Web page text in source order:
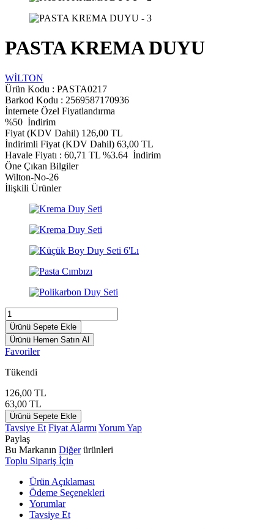
PASTA KREMA DUYU
WİLTON
Ürün Kodu : PASTA0217
Barkod Kodu : 2569587170936
İnternete Özel Fiyatlandırma
%50 İndirim
Fiyat (KDV Dahil) 126,00 TL
İndirimli Fiyat (KDV Dahil) 63,00 TL
Havale Fiyatı : 60,71 TL %3.64 İndirim
Öne Çıkan Bilgiler
Wilton-No-26
İlişkili Ürünler
Ürünü Sepete Ekle
Ürünü Hemen Satın Al
Favoriler
Tükendi
126,00 TL
63,00 TL
Ürünü Sepete Ekle
Tavsiye Et Fiyat Alarmı Yorum Yap
Paylaş
Bu Markanın Diğerürünleri
Toplu Sipariş İçin
Ürün Açıklaması
Ödeme Seçenekleri
Yorumlar
Tavsiye Et